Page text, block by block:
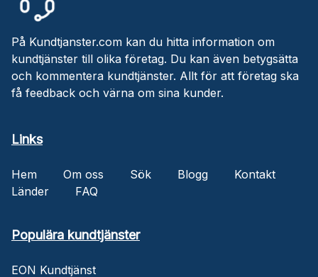
På Kundtjanster.com kan du hitta information om
kundtjänster till olika företag. Du kan även betygsätta
och kommentera kundtjänster. Allt för att företag ska
få feedback och värna om sina kunder.
Links
Hem Om oss Sök Blogg
Kontakt
Länder
FAQ
Populära kundtjänster
EON Kundtjänst